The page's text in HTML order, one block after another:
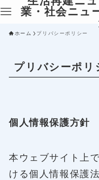
業・社会ニュ
ホーム プリバシーポリシー
プリバシーポリ
個人情報保護方針
本ウェブサイト上
ける個人情報保護